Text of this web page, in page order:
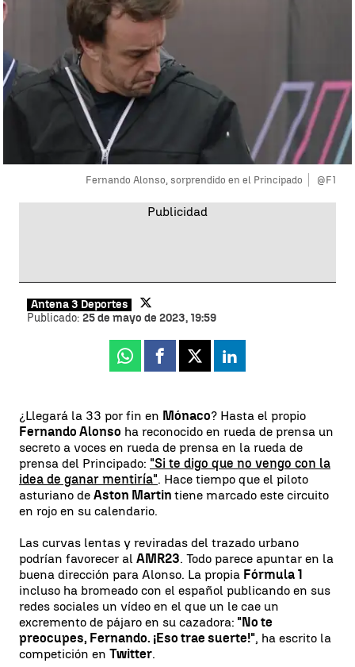
Fernando Alonso, sorprendido en el Principado @F1
Antena 3 Deportes
Publicado: 25 de mayo de 2023, 19:59
Whatsapp
Facebook
X Linkedin
¿Llegará la 33 por fin en Mónaco? Hasta el propio
Fernando Alonso ha reconocido en rueda de prensa un
secreto a voces en rueda de prensa en la rueda de
prensa del Principado: "Si te digo que no vengo con la
idea de ganar mentiría". Hace tiempo que el piloto
asturiano de Aston Martin tiene marcado este circuito
en rojo en su calendario.
Las curvas lentas y reviradas del trazado urbano
podrían favorecer al AMR23. Todo parece apuntar en la
buena dirección para Alonso. La propia Fórmula 1
incluso ha bromeado con el español publicando en sus
redes sociales un vídeo en el que un le cae un
excremento de pájaro en su cazadora: "No te
preocupes, Fernando. ¡Eso trae suerte!", ha escrito la
competición en Twitter.